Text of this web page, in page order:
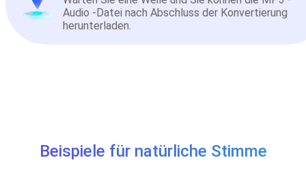
Audio -Datei nach Abschluss der Konvertierung
herunterladen.
Beispiele für natürliche Stimme